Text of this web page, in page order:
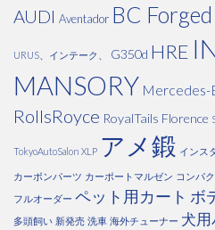
AUDI Aventador BC Forged
URUS、インテーク、 G350d HRE
MANSORY Mercedes-
RollsRoyce RoyalTails Florence
TokyoAutoSalon XLP アメ鍛 インス
カーボンパーツ カーポートマルゼン コンパ
フルオーダー ペット用カート ボ
多頭飼い 新発売 洗車 海外チューナー 犬